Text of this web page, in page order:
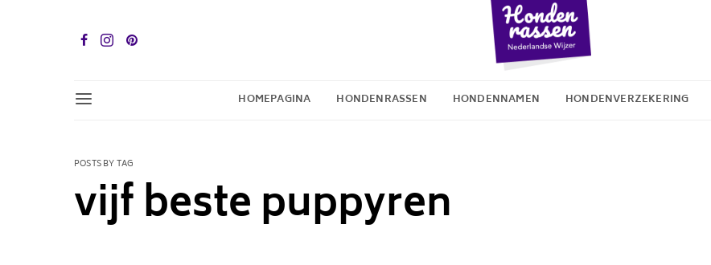
HOMEPAGINA HONDENRASSEN HONDENNAMEN HONDENVERZEKERING
POSTS BY TAG
vijf beste puppyren